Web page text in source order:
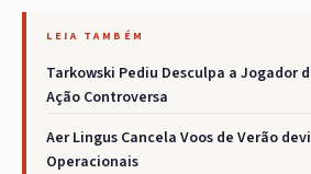
LEIA TAMBÉM
Tarkowski Pediu Desculpa a Jogador
Ação Controversa
Aer Lingus Cancela Voos de Verão
Operacionais